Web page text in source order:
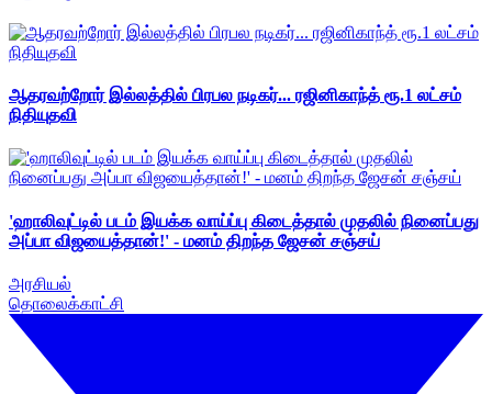
ஆதரவற்றோர் இல்லத்தில் பிரபல நடிகர்... ரஜினிகாந்த் ரூ.1 லட்சம்
நிதியுதவி
'ஹாலிவுட்டில் படம் இயக்க வாய்ப்பு கிடைத்தால் முதலில் நினைப்பது
அப்பா விஜயைத்தான்!' - மனம் திறந்த ஜேசன் சஞ்சய்
அரசியல்
தொலைக்காட்சி